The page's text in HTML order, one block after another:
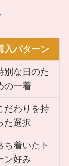
入パターン
別な日のた
の一着
だわりを持
た選択
ち着いたト
ン好み